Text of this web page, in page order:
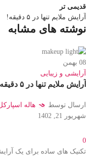
قدیمی تر
آرایش ملایم تنها در ۵ دقیقه!
نوشته های مشابه
08 بهمن
آرایشی و زیبایی
آرایش ملایم تنها در ۵ دقیقه!
ارسال توسط
هاله
شهریور 21, 1402
0
تکنیک های ساده برای یک